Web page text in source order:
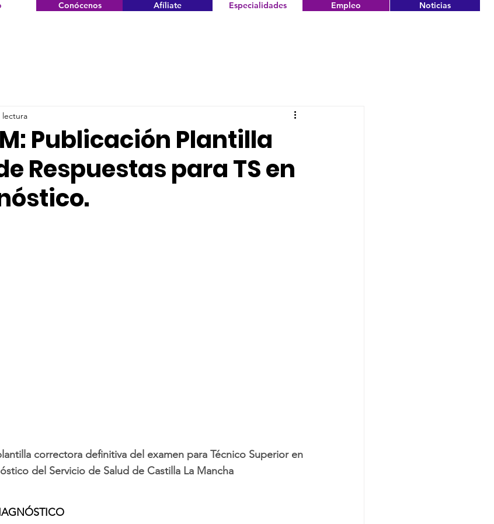
Conócenos Afíliate Especialidades Empleo Noticias
Publicación Plantilla
Respuestas para TS en
lectura
correctora definitiva del examen para Técnico Superior en
del Servicio de Salud de Castilla La Mancha